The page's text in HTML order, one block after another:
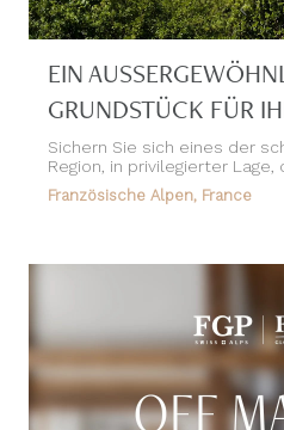
EIN
GRUNDSTÜCK FÜR
Sichern Sie sich eines der
Region, in privilegierter Lage,
Französische Alpen, France